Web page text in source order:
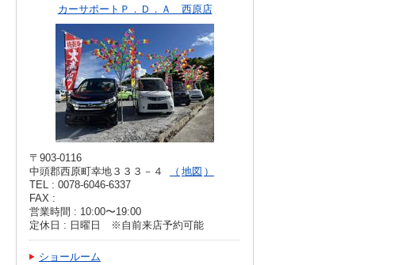
カーサポートＰ．Ｄ．Ａ 西原店
〒903-0116
中頭郡西原町幸地３３３－４
地図
TEL : 0078-6046-6337
FAX :
営業時間 : 10:00〜19:00
定休日 : 日曜日 ※自前来店予約可能
ショールーム